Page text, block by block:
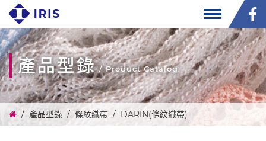
產品型錄 / Product Catalog
產品型錄 條紋織帶 DARIN(條紋織帶)